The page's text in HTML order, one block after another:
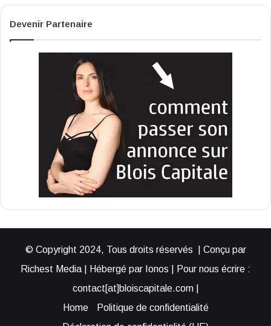
Devenir Partenaire
© Copyright 2024, Tous droits réservés | Conçu par
Richest Media | Hébergé par Ionos | Pour nous écrire :
contact[at]bloiscapitale.com |
Home
Politique de confidentialité